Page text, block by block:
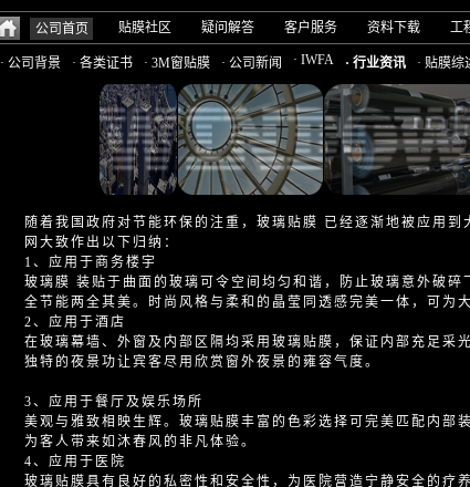
公司首页 贴膜社区 疑问解答 客户服务 资料下载 工
· 公司背景 · 各类证书 · 3M窗贴膜 · 公司新闻 · IWFA · 行业资讯 · 贴膜综
随着我国政府对节能环保的注重，玻璃贴膜 已经逐渐地被应用到
网大致作出以下归纳：
1、应用于商务楼宇
玻璃膜 装贴于曲面的玻璃可令空间均匀和谐，防止玻璃意外破
全节能两全其美。时尚风格与柔和的晶莹同透感完美一体，可为
2、应用于酒店
在玻璃幕墙、外窗及内部区隔均采用玻璃贴膜，保证内部充足采
独特的夜景功让宾客尽用欣赏窗外夜景的雍容气度。
3、应用于餐厅及娱乐场所
美观与雅致相映生辉。玻璃贴膜丰富的色彩选择可完美匹配内部
为客人带来如沐春风的非凡体验。
4、应用于医院
玻璃贴膜具有良好的私密性和安全性，为医院营造宁静安全的疗